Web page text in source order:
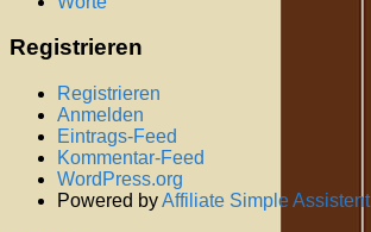
Registrieren
Registrieren
Anmelden
Eintrags-Feed
Kommentar-Feed
WordPress.org
Powered byAffiliate Simple Assistent